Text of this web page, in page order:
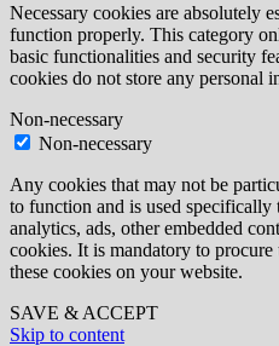
Necessary cookies are absolutely
function properly. This category
basic functionalities and security
cookies do not store any personal
Non-necessary
Non-necessary
Any cookies that may not be
to function and is used specifically
analytics, ads, other embedded
cookies. It is mandatory to
these cookies on your website.
SAVE & ACCEPT
Skip to content